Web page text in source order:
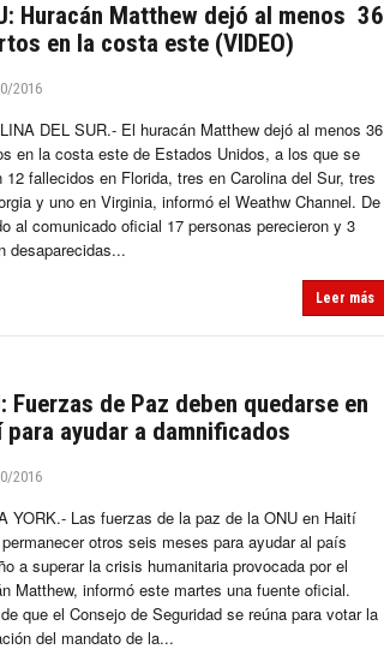
Huracán Matthew dejó al menos 36
en la costa este (VIDEO)
2016
DEL SUR.- El huracán Matthew dejó al menos 36
en la costa este de Estados Unidos, a los que se
12 fallecidos en Florida, tres en Carolina del Sur, tres
y uno en Virginia, informó el Weathw Channel. De
al comunicado oficial 17 personas perecieron y 3
desaparecidas...
Leer más
Fuerzas de Paz deben quedarse en
para ayudar a damnificados
2016
YORK.- Las fuerzas de la paz de la ONU en Haití
otros seis meses para ayudar al país
a superar la crisis humanitaria provocada por el
Matthew, informó este martes una fuente oficial.
que el Consejo de Seguridad se reúna para votar la
del mandato de la...